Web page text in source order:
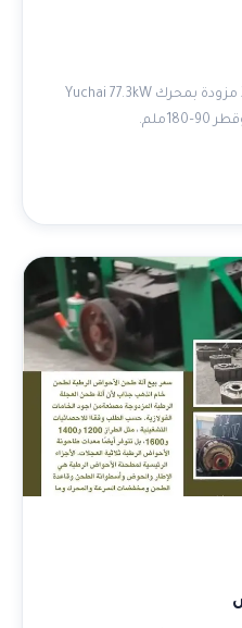
حفارة XH590-3 Crawler DTH Rig مزودة بمحرك Yuchai 77.3kW